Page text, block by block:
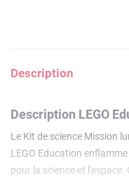
Description
Description LEGO
Le Kit de science Mission
LEGO Education
pour la science et